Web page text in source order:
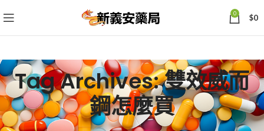
0 $0
Tag Archives: 雙效威而
鋼怎麼買